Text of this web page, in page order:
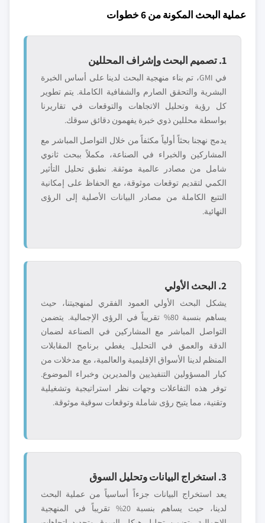
عملية البحث المكونة من 6 خطوات
1. تصميم البحث وإشراف المحللين
في GMI، تم بناء منهجية البحث لدينا على أساس الخبرة
البشرية والتحقق الصارم والشفافية الكاملة. يتم تطوير
كل رؤية وتحليل الاتجاهات والتوقعات في تقاريرنا
بواسطة محللين ذوي خبرة يفهمون دقائق سوقك.
يدمج نهجنا بحثاً أولياً مكثفاً من خلال التواصل المباشر مع
المشاركين والخبراء في الصناعة، مكملاً ببحث ثانوي
شامل من مصادر عالمية موثقة. نطبق تحليل التأثير
الكمي لتقديم توقعات موثوقة، مع الحفاظ على إمكانية
التتبع الكاملة من مصادر البيانات الأصلية إلى الرؤى
النهائية.
2. البحث الأولي
يشكل البحث الأولي العمود الفقري لمنهجيتنا، حيث
يساهم بنسبة 80% تقريباً في الرؤى الإجمالية. يتضمن
التواصل المباشر مع المشاركين في الصناعة لضمان
الدقة والعمق في التحليل. يغطي برنامج المقابلات
المنظم لدينا الأسواق الإقليمية والعالمية، مع مدخلات من
كبار المسؤولين التنفيذيين والمديرين وخبراء الموضوع.
توفر هذه التفاعلات وجهات نظر استراتيجية وتشغيلية
وتقنية، مما يتيح رؤى شاملة وتوقعات سوقية موثوقة.
3. استخراج البيانات وتحليل السوق
يعد استخراج البيانات جزءاً أساسياً من عملية البحث
لدينا، حيث يساهم بنسبة 20% تقريباً في المنهجية